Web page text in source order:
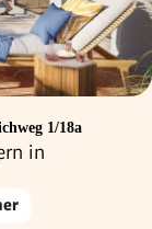
1/18a
in